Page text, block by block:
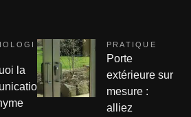
la
PRATIQUE
Porte
extérieure sur
mesure :
alliez